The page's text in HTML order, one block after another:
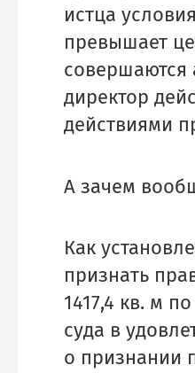
истца
превышает
совершаются
директор
действиями
А зачем
Как
признать
1417,4 кв. м
суда в
о признании